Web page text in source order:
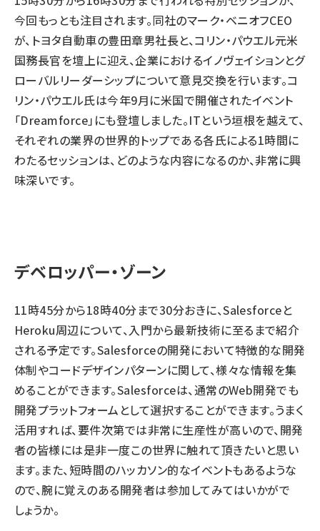
今回もっとも注目されます。同社のマーク・ベニオフCEO
が、トヨタ自動車の豊田章男社長と、コリン・パウエル元米
国務長官を壇上に迎え、企業におけるイノヴェイションとグ
ローバルリーダーシップについて意見交換を行います。コ
リン・パウエル氏は今年9月に米国で開催されたイベント
「Dreamforce」にも登壇しました。ITという垣根を越えて、
それぞれの業界の世界的トップである各氏による1時間に
わたるセッションは、どのような内容になるのか、非常に興
味深いです。
デベロッパー・ゾーン
11時45分から18時40分まで30分おきに、Salesforceと
Heroku周辺について、入門から最新技術に至るまで紹介
される予定です。Salesforceの開発において特徴的な開発
体制やコードデザインパターンに関して、様々な情報を集
めることができます。Salesforceは、通常のWeb開発でも
開発プラットフォームとして選択することができます。うまく
活用すれば、要件次第では非常に生産性が高いので、開発
者の皆様には是非一度この世界に触れて頂きたいと思い
ます。また、短時間のハッカソン的なイベントもあるような
ので、腕に覚えのある開発者は参加してみてはいかがで
しょうか。